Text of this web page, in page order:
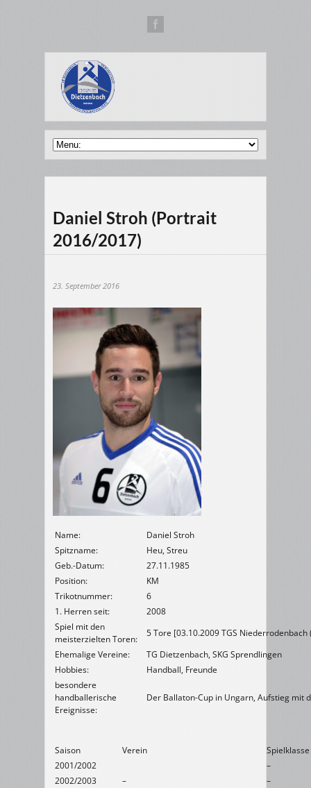
Daniel Stroh (Portrait
2016/2017)
23. September 2016
Name:
Daniel Stroh
Spitzname:
Heu, Streu
Geb.-Datum:
27.11.1985
Position:
KM
Trikotnummer:
6
1. Herren seit:
2008
Spiel mit den
meisterzielten Toren:
5 Tore [03.10.2009 TGS Niederrodenbach
Ehemalige Vereine:
TG Dietzenbach, SKG Sprendlingen
Hobbies:
Handball, Freunde
besondere
handballerische
Ereignisse:
Der Ballaton-Cup in Ungarn, Aufstieg mit
Saison Verein
Spielklasse
2001/2002
–
2002/2003
–
–